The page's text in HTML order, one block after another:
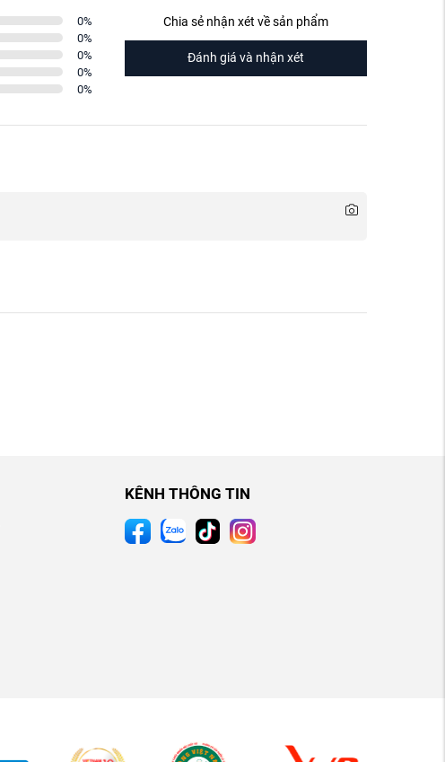
0%
0%
0%
0%
0%
Chia sẻ nhận xét về sản phẩm
Đánh giá và nhận xét
KÊNH THÔNG TIN